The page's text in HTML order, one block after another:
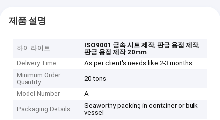
제품 설명
하이 라이트 ISO9001 금속 시트 제작,판금 용접 제작,
판금 용접 제작 20mm
Delivery Time
As per client's needs like 2-3 months
Minimum Order
Quantity
20 tons
Model Number A
Packaging Details
Seaworthy packing in container or bulk
vessel